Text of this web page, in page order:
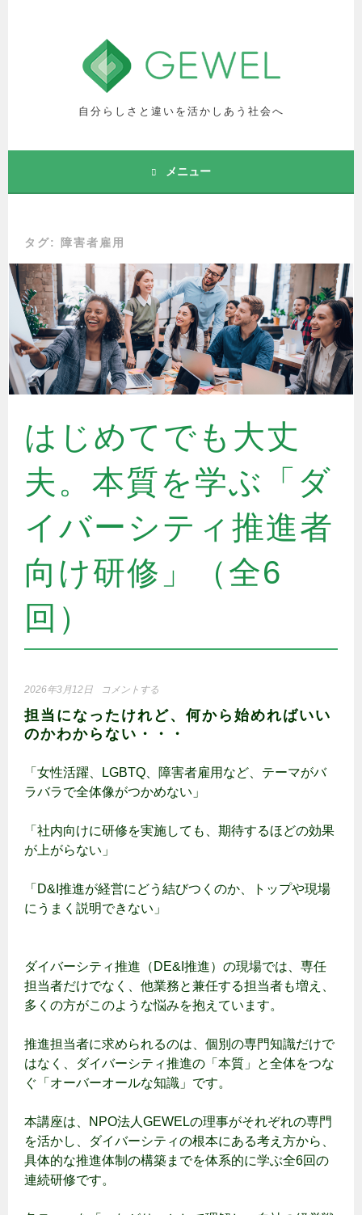
自分らしさと違いを活かしあう社会へ
メニュー
タグ: 障害者雇用
はじめてでも大丈
夫。本質を学ぶ「ダ
イバーシティ推進者
向け研修」（全6
回）
2026年3月12日 コメントする
担当になったけれど、何から始めればいい
のかわからない・・・
「女性活躍、LGBTQ、障害者雇用など、テーマがバ
ラバラで全体像がつかめない」
「社内向けに研修を実施しても、期待するほどの効果
が上がらない」
「D&I推進が経営にどう結びつくのか、トップや現場
にうまく説明できない」
ダイバーシティ推進（DE&I推進）の現場では、専任
担当者だけでなく、他業務と兼任する担当者も増え、
多くの方がこのような悩みを抱えています。
推進担当者に求められるのは、個別の専門知識だけで
はなく、ダイバーシティ推進の「本質」と全体をつな
ぐ「オーバーオールな知識」です。
本講座は、NPO法人GEWELの理事がそれぞれの専門
を活かし、ダイバーシティの根本にある考え方から、
具体的な推進体制の構築までを体系的に学ぶ全6回の
連続研修です。